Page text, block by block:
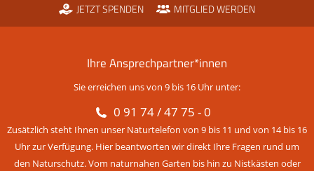
JETZT SPENDEN MITGLIED WERDEN
Ihre Ansprechpartner*innen
Sie erreichen uns von 9 bis 16 Uhr unter:
0 91 74 / 47 75 - 0
Zusätzlich steht Ihnen unser Naturtelefon von 9 bis 11 und von 14 bis 16
Uhr zur Verfügung. Hier beantworten wir direkt Ihre Fragen rund um
den Naturschutz. Vom naturnahen Garten bis hin zu Nistkästen oder